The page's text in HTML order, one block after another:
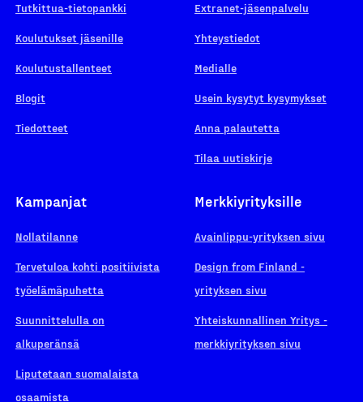
Tutkittua-tietopankki
Koulutukset jäsenille
Koulutustallenteet
Blogit
Tiedotteet
Extranet-jäsenpalvelu
Yhteystiedot
Medialle
Usein kysytyt kysymykset
Anna palautetta
Tilaa uutiskirje
Kampanjat
Nollatilanne
Tervetuloa kohti positiivista
työelämäpuhetta
Suunnittelulla on
alkuperänsä
Liputetaan suomalaista
osaamista
Merkkiyrityksille
Avainlippu-yrityksen sivu
Design from Finland -
yrityksen sivu
Yhteiskunnallinen Yritys -
merkkiyrityksen sivu